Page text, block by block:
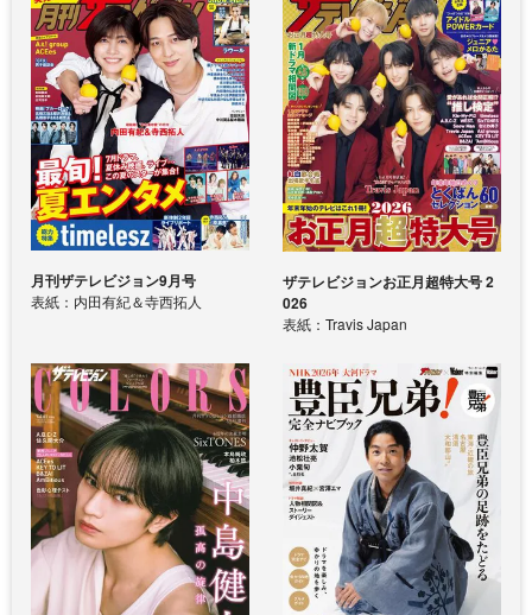
月刊ザテレビジョン9月号
表紙：内田有紀＆寺西拓人
ザテレビジョンお正月超特大号 2
026
表紙：Travis Japan